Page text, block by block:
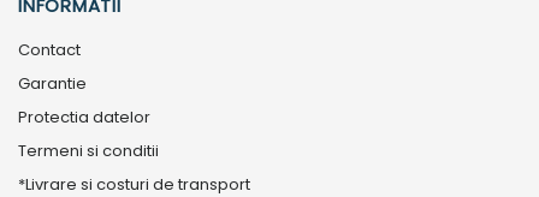
Contact
Garantie
Protectia datelor
Termeni si conditii
*Livrare si costuri de transport